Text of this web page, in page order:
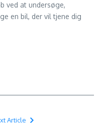
ved at undersøge,
en bil, der vil tjene dig
Article